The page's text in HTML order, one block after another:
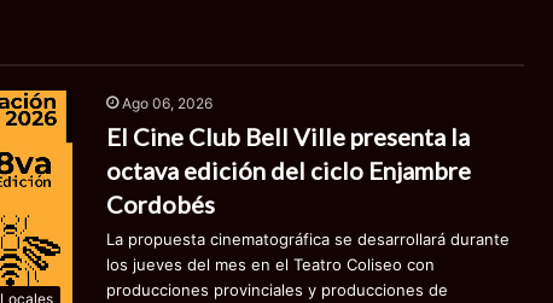
Locales
Ago 06, 2026
El Cine Club Bell Ville presenta la
octava edición del ciclo Enjambre
Cordobés
La propuesta cinematográfica se desarrollará durante
los jueves del mes en el Teatro Coliseo con
producciones provinciales y producciones de